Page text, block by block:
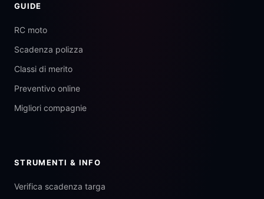
GUIDE
RC moto
Scadenza polizza
Classi di merito
Preventivo online
Migliori compagnie
STRUMENTI & INFO
Verifica scadenza targa